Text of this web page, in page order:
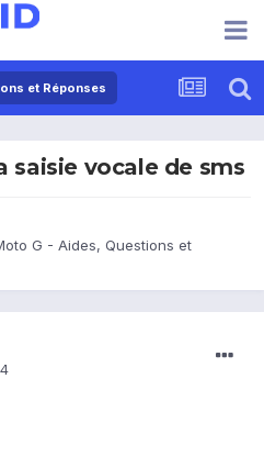
et Réponses
saisie vocale de sms
G - Aides, Questions et